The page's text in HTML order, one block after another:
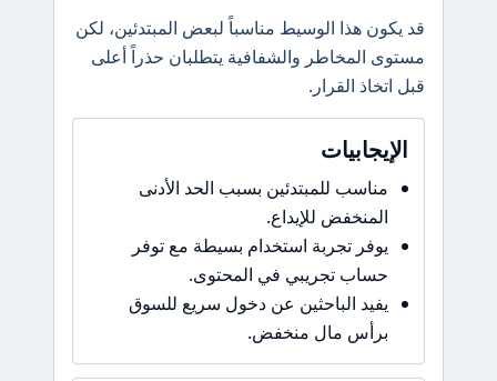
قد يكون هذا الوسيط مناسباً لبعض المبتدئين، لكن
مستوى المخاطر والشفافية يتطلبان حذراً أعلى
قبل اتخاذ القرار.
الإيجابيات
مناسب للمبتدئين بسبب الحد الأدنى
المنخفض للإيداع.
يوفر تجربة استخدام بسيطة مع توفر
حساب تجريبي في المحتوى.
يفيد الباحثين عن دخول سريع للسوق
برأس مال منخفض.